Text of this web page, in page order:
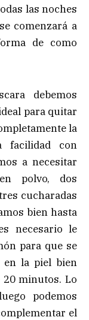
las noches
comenzará a
de como
debemos
para quitar
la
facilidad con
a necesitar
polvo, dos
cucharadas
bien hasta
necesario le
para que se
en la piel bien
minutos. Lo
podemos
el